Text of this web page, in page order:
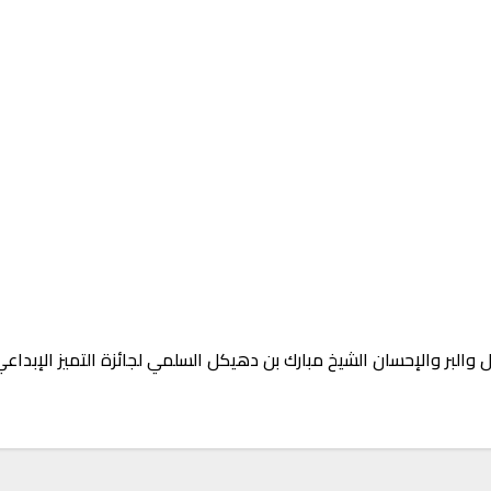
والبر والإحسان الشيخ مبارك بن دهيكل السلمي لجائزة التميز